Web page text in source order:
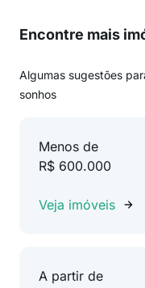
Encontre mais
Algumas sugestões
sonhos
Menos de
R$ 600.000
Veja imóveis
A partir de